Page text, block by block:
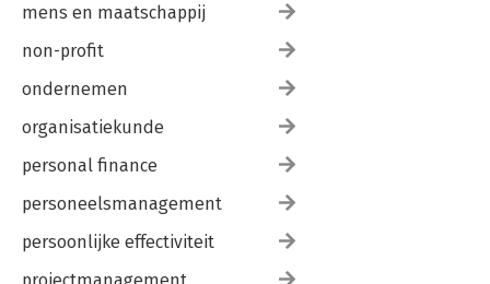
mens en maatschappij
non-profit
ondernemen
organisatiekunde
personal finance
personeelsmanagement
persoonlijke effectiviteit
projectmanagement